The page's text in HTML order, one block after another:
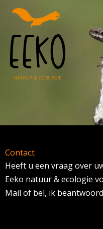
inhoud
Contact
Heeft u een vraag over
Eeko natuur & ecologie
Mail of bel, ik